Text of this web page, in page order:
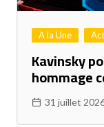
A la Une
Kavinsky
hommage
31 juillet